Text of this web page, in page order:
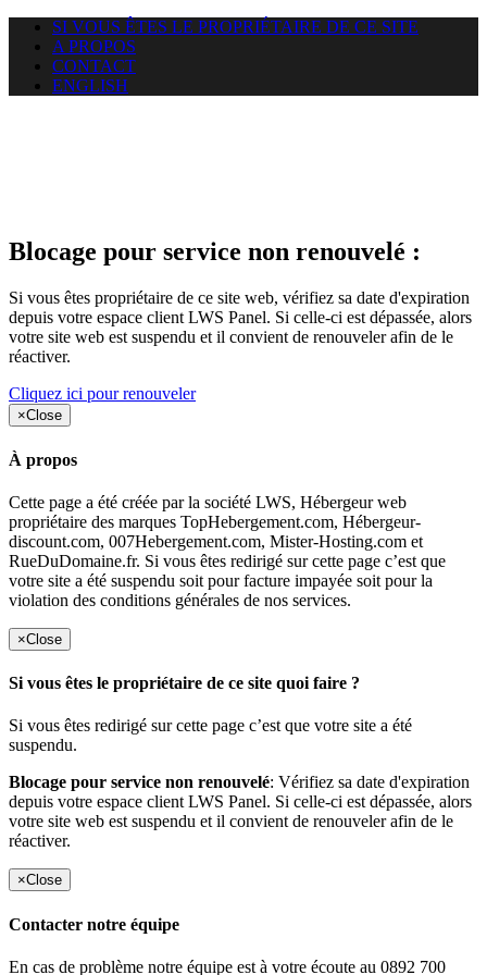
SI VOUS ÊTES LE PROPRIÉTAIRE DE CE SITE
A PROPOS
CONTACT
ENGLISH
Blocage pour service non renouvelé :
Si vous êtes propriétaire de ce site web, vérifiez sa date d'expiration
depuis votre espace client LWS Panel. Si celle-ci est dépassée, alors
votre site web est suspendu et il convient de renouveler afin de le
réactiver.
Cliquez ici pour renouveler
×Close
À propos
Cette page a été créée par la société LWS, Hébergeur web
propriétaire des marques TopHebergement.com, Hébergeur-
discount.com, 007Hebergement.com, Mister-Hosting.com et
RueDuDomaine.fr. Si vous êtes redirigé sur cette page c’est que
votre site a été suspendu soit pour facture impayée soit pour la
violation des conditions générales de nos services.
×Close
Si vous êtes le propriétaire de ce site quoi faire ?
Si vous êtes redirigé sur cette page c’est que votre site a été
suspendu.
Blocage pour service non renouvelé: Vérifiez sa date d'expiration
depuis votre espace client LWS Panel. Si celle-ci est dépassée, alors
votre site web est suspendu et il convient de renouveler afin de le
réactiver.
×Close
Contacter notre équipe
En cas de problème notre équipe est à votre écoute au 0892 700